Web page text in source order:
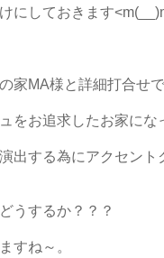
にしておきます
家MA様と詳細打合せで
をお追求したお家にな
出する為にアクセント
うするか？？？
すね～。